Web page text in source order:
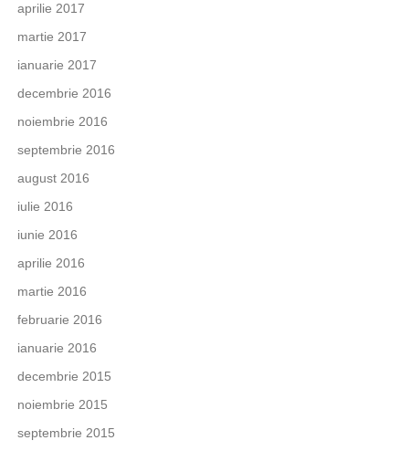
aprilie 2017
martie 2017
ianuarie 2017
decembrie 2016
noiembrie 2016
septembrie 2016
august 2016
iulie 2016
iunie 2016
aprilie 2016
martie 2016
februarie 2016
ianuarie 2016
decembrie 2015
noiembrie 2015
septembrie 2015